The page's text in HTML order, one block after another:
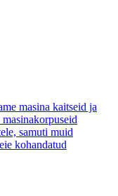
masina kaitseid ja
samuti muid
kohandatud